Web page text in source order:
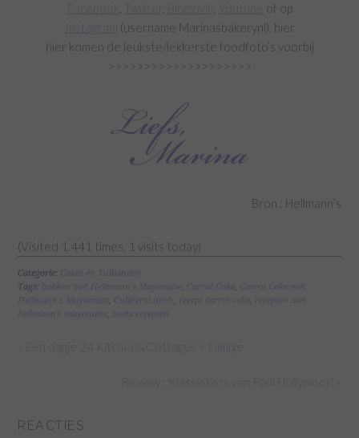
Bloglovin
of op
Instagram
(username Marinasbakerynl), hier
hier komen de leukste/lekkerste foodfoto’s voorbij
>>>>>>>>>>>>>>>>>>>>
Bron : Hellmann’s
(Visited 1.441 times, 1 visits today)
Categorie: Cakes en Tulbanden
Tags: bakken met Hellmann's Mayonaise, Carrot Cake, Carrot Cake met
Hellmann's Mayonaise, CuliPersLunch, recept carrot cake,
recepten met
hellmann's mayonaise, zoete recepten
« Een dagje 24 Kitchen&Cottages + Filmpje
REACTIES